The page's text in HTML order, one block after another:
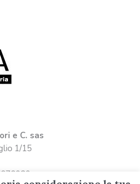
e C. sas
1/15